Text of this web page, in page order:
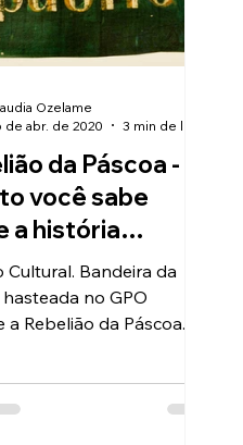
da Páscoa -
você sabe
a história
Cultural. Bandeira da
no GPO
a Rebelião da Páscoa.
Ozelame
de abr. de 2020